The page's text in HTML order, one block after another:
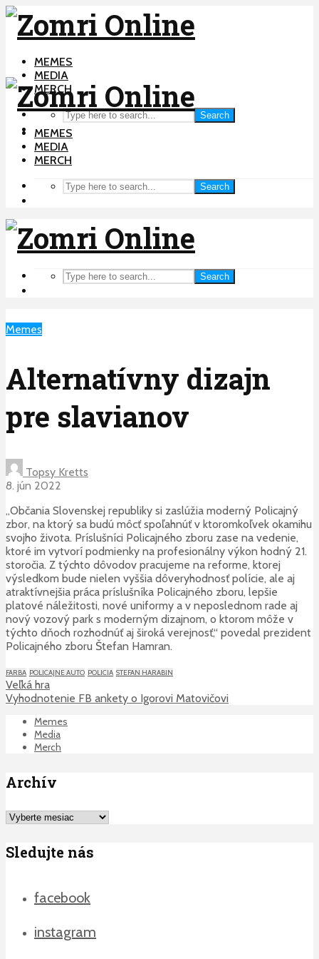
MEMES
MEDIA
MERCH
Search
MEMES
MEDIA
MERCH
Search
Search
Memes
Alternatívny dizajn
pre slavianov
Topsy Kretts
8. jún 2022
„Občania Slovenskej republiky si zaslúžia moderný Policajný
zbor, na ktorý sa budú môcť spoľahnúť v ktoromkoľvek okamihu
svojho života. Príslušníci Policajného zboru zase na vedenie,
ktoré im vytvorí podmienky na profesionálny výkon hodný 21.
storočia. Z týchto dôvodov pracujeme na reforme, ktorej
výsledkom bude nielen vyššia dôveryhodnosť polície, ale aj
atraktívnejšia práca príslušníka Policajného zboru, lepšie
platové náležitosti, nové uniformy a v neposlednom rade aj
nový vozový park s moderným dizajnom, o ktorom môže v
týchto dňoch rozhodnúť aj široká verejnosť,“ povedal prezident
Policajného zboru Štefan Hamran.
FARBA POLICAJNE AUTO POLICIA STEFAN HARABIN
Veľká hra
Vyhodnotenie FB ankety o Igorovi Matovičovi
Memes
Media
Merch
Archív
Archív
Sledujte nás
facebook
instagram